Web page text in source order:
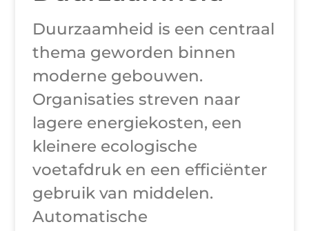
Duurzaamheid is een centraal
thema geworden binnen
moderne gebouwen.
Organisaties streven naar
lagere energiekosten, een
kleinere ecologische
voetafdruk en een efficiënter
gebruik van middelen.
Automatische